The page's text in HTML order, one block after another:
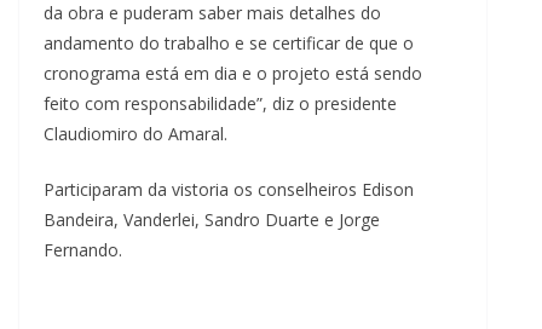
da obra e puderam saber mais detalhes do
andamento do trabalho e se certificar de que o
cronograma está em dia e o projeto está sendo
feito com responsabilidade”, diz o presidente
Claudiomiro do Amaral.
Participaram da vistoria os conselheiros Edison
Bandeira, Vanderlei, Sandro Duarte e Jorge
Fernando.